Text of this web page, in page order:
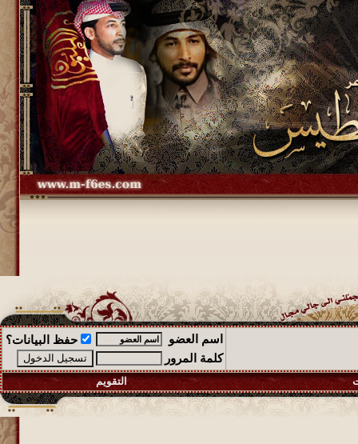
اسم العضو
حفظ البيانات؟
كلمة المرور
التقويم